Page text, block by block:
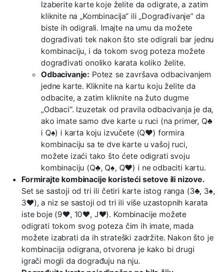
Izaberite karte koje želite da odigrate, a zatim
kliknite na „Kombinacija“ ili „Dograđivanje“ da
biste ih odigrali. Imajte na umu da možete
dograđivati tek nakon što ste odigrali bar jednu
kombinaciju, i da tokom svog poteza možete
dograđivati onoliko karata koliko želite.
Odbacivanje: Potez se završava odbacivanjem
jedne karte. Kliknite na kartu koju želite da
odbacite, a zatim kliknite na žuto dugme
„Odbaci“. Izuzetak od pravila odbacivanja je da,
ako imate samo dve karte u ruci (na primer, Q♣
i Q♠) i karta koju izvučete (Q♥) formira
kombinaciju sa te dve karte u vašoj ruci,
možete izaći tako što ćete odigrati svoju
kombinaciju (Q♣, Q♠, Q♥) i ne odbaciti kartu.
Formirajte kombinacije koristeći setove ili nizove.
Set se sastoji od tri ili četiri karte istog ranga (3♣, 3♠,
3♥), a niz se sastoji od tri ili više uzastopnih karata
iste boje (9♥, 10♥, J♥). Kombinacije možete
odigrati tokom svog poteza čim ih imate, mada
možete izabrati da ih strateški zadržite. Nakon što je
kombinacija odigrana, otvorena je kako bi drugi
igrači mogli da dograđuju na nju.